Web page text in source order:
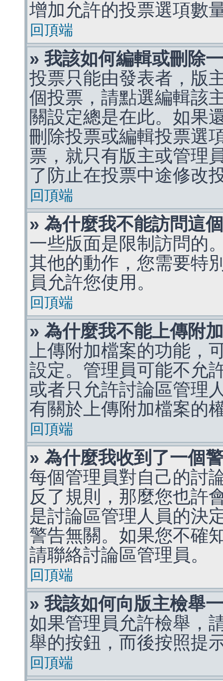
增加允許的投票選項數
回頂端
» 我該如何編輯或刪除
投票只能由發表者，版
個投票，請點選編輯該
關設定總是在此。如果
刪除投票或編輯投票選
票，就只有版主或管理
了防止在投票中途修改
回頂端
» 為什麼我不能訪問這
一些版面是限制訪問的
其他的動作，您需要特
員允許您使用。
回頂端
» 為什麼我不能上傳附
上傳附加檔案的功能，
設定。管理員可能不允
或者只允許討論區管理
有關於上傳附加檔案的
回頂端
» 為什麼我收到了一個
每個管理員對自己的討
反了規則，那麼您也許
是討論區管理人員的決
警告無關。如果您不確
請聯絡討論區管理員。
回頂端
» 我該如何向版主檢舉
如果管理員允許檢舉，
舉的按鈕，而後按照提
回頂端